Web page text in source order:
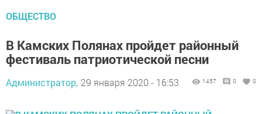
ОБЩЕСТВО
В Камских Полянах пройдет районный
фестиваль патриотической песни
Администратор, 29 января 2020 - 16:53 1457 0 0